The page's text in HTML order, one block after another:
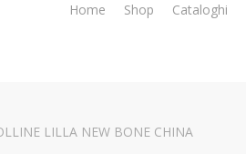
Home Shop Cataloghi
LILLA NEW BONE CHINA